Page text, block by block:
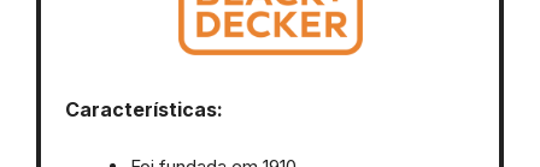
Características: